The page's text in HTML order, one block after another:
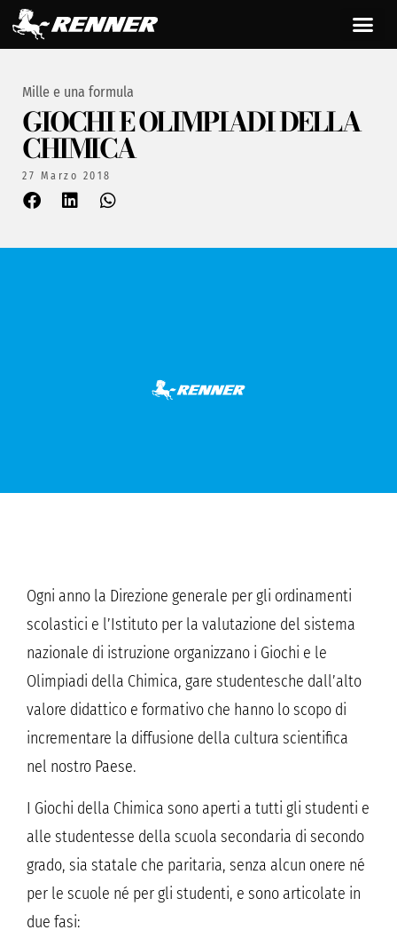
Mille e una formula
GIOCHI E OLIMPIADI DELLA
CHIMICA
27 Marzo 2018
Ogni anno la Direzione generale per gli ordinamenti
scolastici e l’Istituto per la valutazione del sistema
nazionale di istruzione organizzano i Giochi e le
Olimpiadi della Chimica, gare studentesche dall’alto
valore didattico e formativo che hanno lo scopo di
incrementare la diffusione della cultura scientifica
nel nostro Paese.
I Giochi della Chimica sono aperti a tutti gli studenti e
alle studentesse della scuola secondaria di secondo
grado, sia statale che paritaria, senza alcun onere né
per le scuole né per gli studenti, e sono articolate in
due fasi: